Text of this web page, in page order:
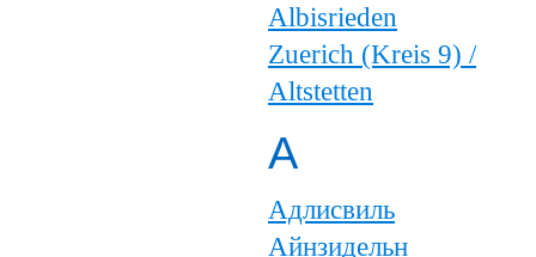
Albisrieden
Zuerich (Kreis 9) /
Altstetten
А
Адлисвиль
Айнзидельн